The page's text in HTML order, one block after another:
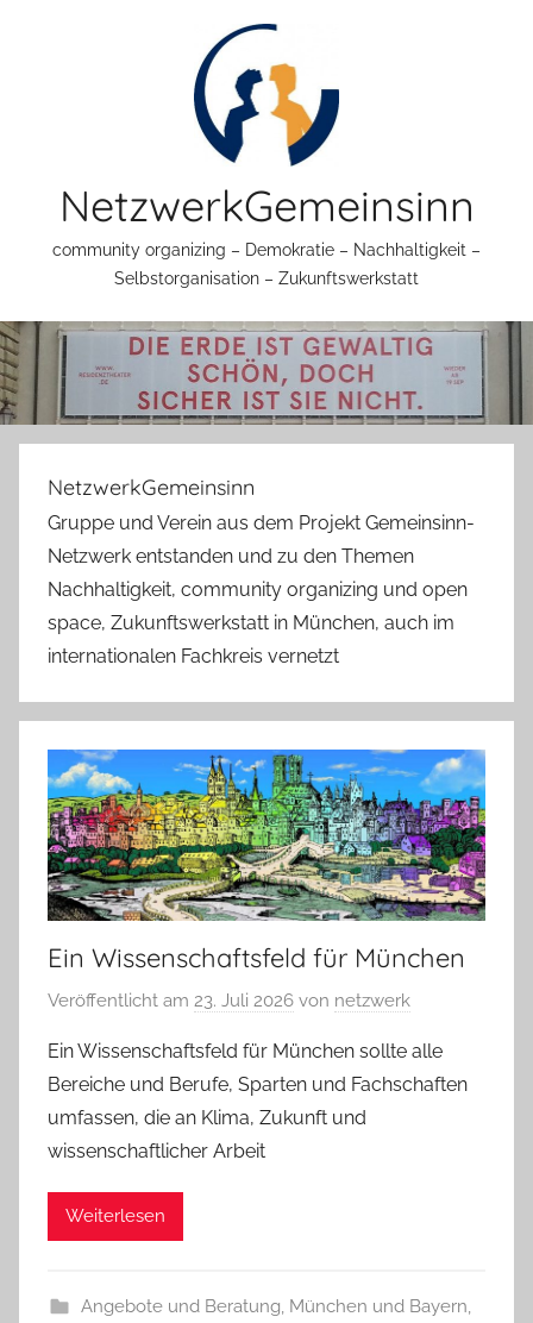
NetzwerkGemeinsinn
community organizing – Demokratie – Nachhaltigkeit –
Selbstorganisation – Zukunftswerkstatt
NetzwerkGemeinsinn
Gruppe und Verein aus dem Projekt Gemeinsinn-
Netzwerk entstanden und zu den Themen
Nachhaltigkeit, community organizing und open
space, Zukunftswerkstatt in München, auch im
internationalen Fachkreis vernetzt
Ein Wissenschaftsfeld für München
Veröffentlicht am 23. Juli 2026 von netzwerk
Ein Wissenschaftsfeld für München sollte alle
Bereiche und Berufe, Sparten und Fachschaften
umfassen, die an Klima, Zukunft und
wissenschaftlicher Arbeit
Weiterlesen
Angebote und Beratung, München und Bayern,